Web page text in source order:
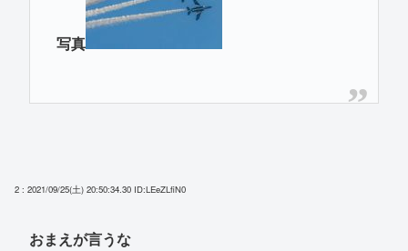
写真
2 : 2021/09/25(土) 20:50:34.30 ID:LEeZLfiN0
おまえが言うな